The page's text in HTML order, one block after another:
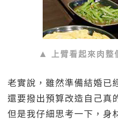
上臂看起來肉整
老實說，雖然準備結婚已
還要撥出預算改造自己真
但是我仔細思考一下，身